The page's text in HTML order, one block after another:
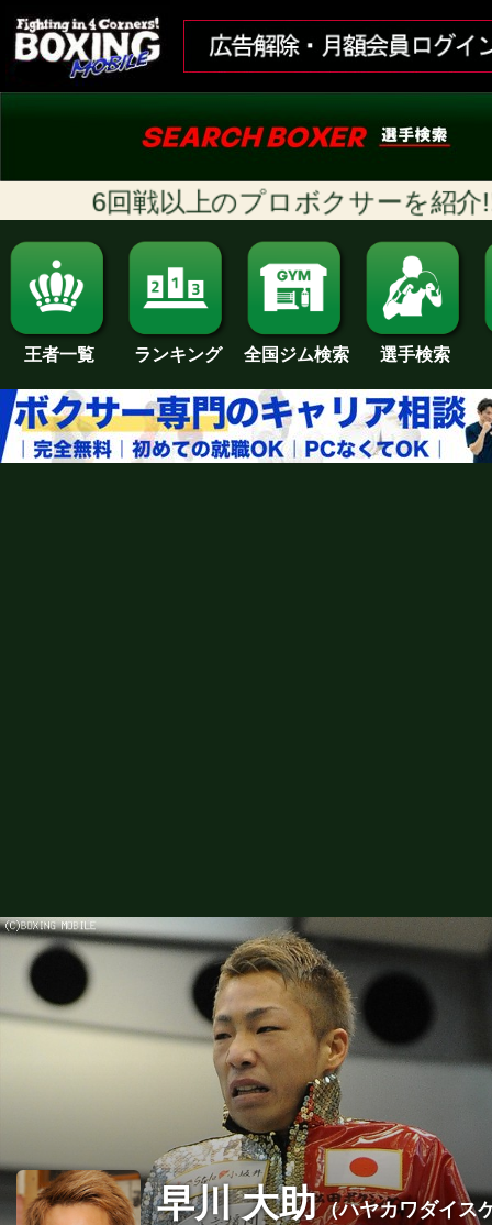
6回戦以上のプロボクサーを紹介!! [
王者一覧 ランキング 全国ジム検索 選手検索
早川 大助（ハヤカワダイス